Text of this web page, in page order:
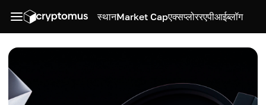
स्थानMarket Capएक्सप्लोररएपीआईब्लॉग